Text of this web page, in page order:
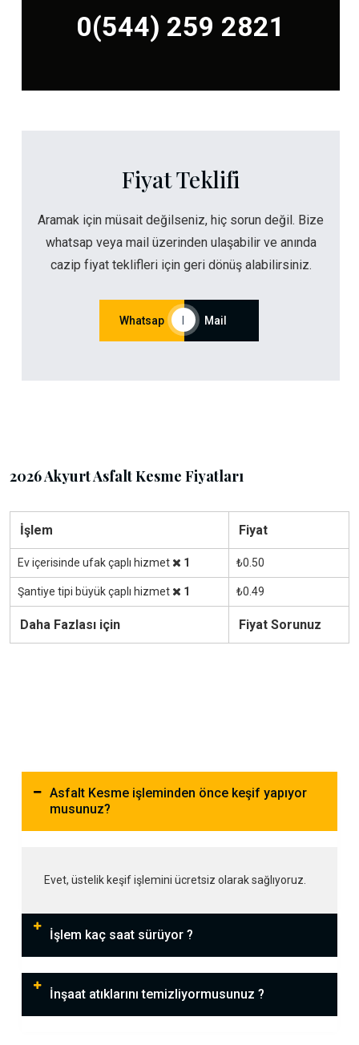
0(544) 259 2821
Fiyat Teklifi
Aramak için müsait değilseniz, hiç sorun değil. Bize
whatsap veya mail üzerinden ulaşabilir ve anında
cazip fiyat teklifleri için geri dönüş alabilirsiniz.
Whatsap Mail
2026 Akyurt Asfalt Kesme Fiyatları
İşlem Fiyat
Ev içerisinde ufak çaplı hizmet 1 ₺0.50
Şantiye tipi büyük çaplı hizmet 1 ₺0.49
Daha Fazlası için Fiyat Sorunuz
Asfalt Kesme işleminden önce keşif yapıyor
musunuz?
Evet, üstelik keşif işlemini ücretsiz olarak sağlıyoruz.
İşlem kaç saat sürüyor ?
İnşaat atıklarını temizliyormusunuz ?